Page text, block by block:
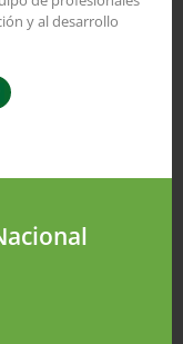
y al desarrollo